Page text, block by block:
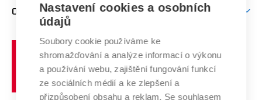
E-přihláška
Doktorské studium
Podpora podnikání
Mezinárodní vědecká rada
Systém zajišťování kvality výzkumu
Výzkumné infrastruktury
Transfer znalostí
Open Science
Zahraniční spolupráce
Spolupráce se školami
Služby univerzity
Mezinárodní dohody
O UNIVERZITĚ
Profil univerzity
Udržitelná univerzita
Podnikavá univerzita / ContriBUTe
Bezpečná univerzita
učení
technické
Nastavení cookies a osobních
údajů
Soubory cookie používáme ke
shromažďování a analýze informací o výkonu
a používání webu, zajištění fungování funkcí
ze sociálních médií a ke zlepšení a
přizpůsobení obsahu a reklam. Se souhlasem